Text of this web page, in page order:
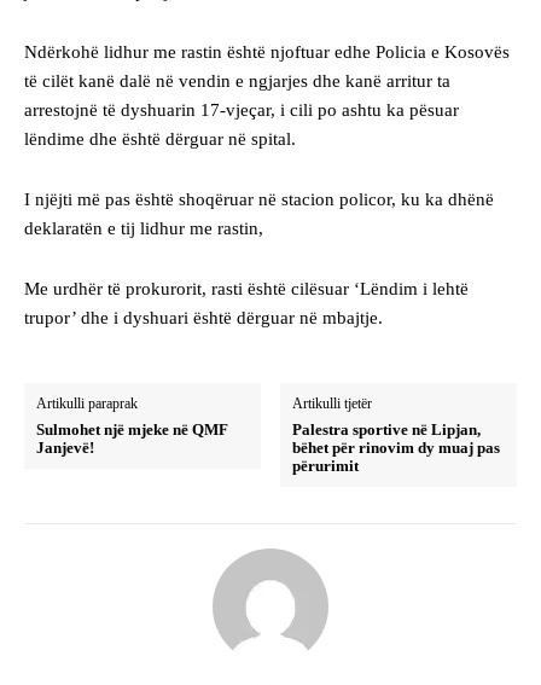
Ndërkohë lidhur me rastin është njoftuar edhe Policia e Kosovës
të cilët kanë dalë në vendin e ngjarjes dhe kanë arritur ta
arrestojnë të dyshuarin 17-vjeçar, i cili po ashtu ka pësuar
lëndime dhe është dërguar në spital.
I njëjti më pas është shoqëruar në stacion policor, ku ka dhënë
deklaratën e tij lidhur me rastin,
Me urdhër të prokurorit, rasti është cilësuar ‘Lëndim i lehtë
trupor’ dhe i dyshuari është dërguar në mbajtje.
Artikulli paraprak
Sulmohet një mjeke në QMF
Janjevë!
Artikulli tjetër
Palestra sportive në Lipjan,
bëhet për rinovim dy muaj pas
përurimit